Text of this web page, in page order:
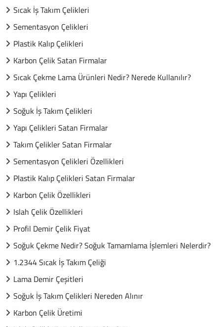
Sıcak İş Takım Çelikleri
Sementasyon Çelikleri
Plastik Kalıp Çelikleri
Karbon Çelik Satan Firmalar
Sıcak Çekme Lama Ürünleri Nedir? Nerede Kullanılır?
Yapı Çelikleri
Soğuk İş Takım Çelikleri
Yapı Çelikleri Satan Firmalar
Takım Çelikler Satan Firmalar
Sementasyon Çelikleri Özellikleri
Plastik Kalıp Çelikleri Satan Firmalar
Karbon Çelik Özellikleri
Islah Çelik Özellikleri
Profil Demir Çelik Fiyat
Soğuk Çekme Nedir? Soğuk Tamamlama İşlemleri Nelerdir?
1.2344 Sıcak İş Takım Çeliği
Lama Demir Çeşitleri
Soğuk İş Takım Çelikleri Nereden Alınır
Karbon Çelik Üretimi